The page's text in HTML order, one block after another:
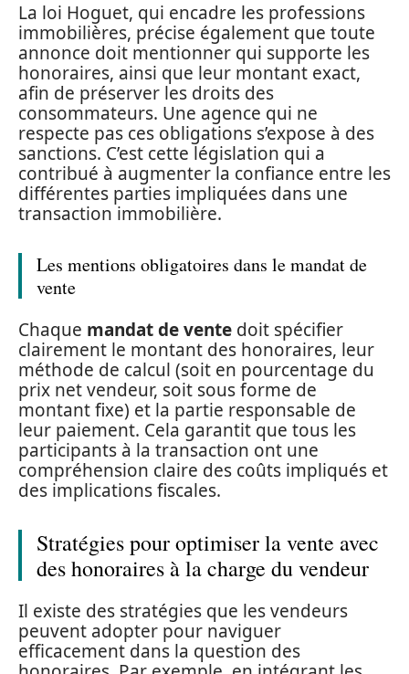
La loi Hoguet, qui encadre les professions
immobilières, précise également que toute
annonce doit mentionner qui supporte les
honoraires, ainsi que leur montant exact,
afin de préserver les droits des
consommateurs. Une agence qui ne
respecte pas ces obligations s’expose à des
sanctions. C’est cette législation qui a
contribué à augmenter la confiance entre les
différentes parties impliquées dans une
transaction immobilière.
Les mentions obligatoires dans le mandat de
vente
Chaque mandat de vente doit spécifier
clairement le montant des honoraires, leur
méthode de calcul (soit en pourcentage du
prix net vendeur, soit sous forme de
montant fixe) et la partie responsable de
leur paiement. Cela garantit que tous les
participants à la transaction ont une
compréhension claire des coûts impliqués et
des implications fiscales.
Stratégies pour optimiser la vente avec
des honoraires à la charge du vendeur
Il existe des stratégies que les vendeurs
peuvent adopter pour naviguer
efficacement dans la question des